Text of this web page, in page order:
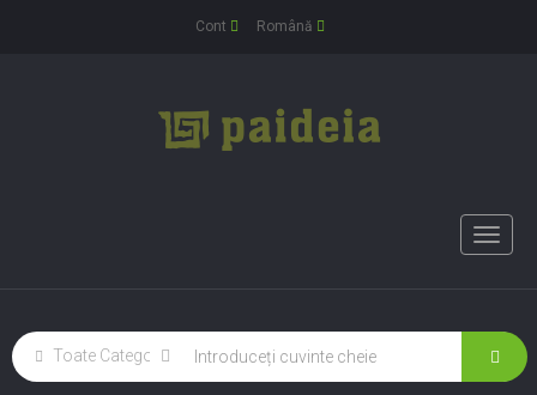
Cont Română
Toggle